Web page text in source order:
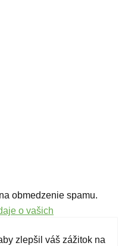
obmedzenie spamu.
o vašich
zlepšil váš zážitok na